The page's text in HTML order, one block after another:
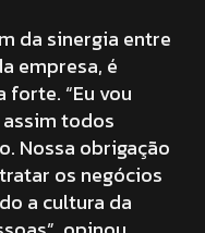
da sinergia entre
empresa, é
“Eu vou
todos
Nossa obrigação
os negócios
a cultura da